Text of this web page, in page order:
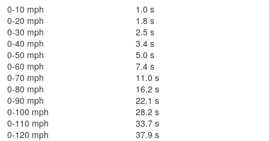
0-10 mph
1.0 s
0-20 mph
1.8 s
0-30 mph
2.5 s
0-40 mph
3.4 s
0-50 mph
5.0 s
0-60 mph
7.4 s
0-70 mph
11.0 s
0-80 mph
16.2 s
0-90 mph
22.1 s
0-100 mph
28.2 s
0-110 mph
33.7 s
0-120 mph
37.9 s